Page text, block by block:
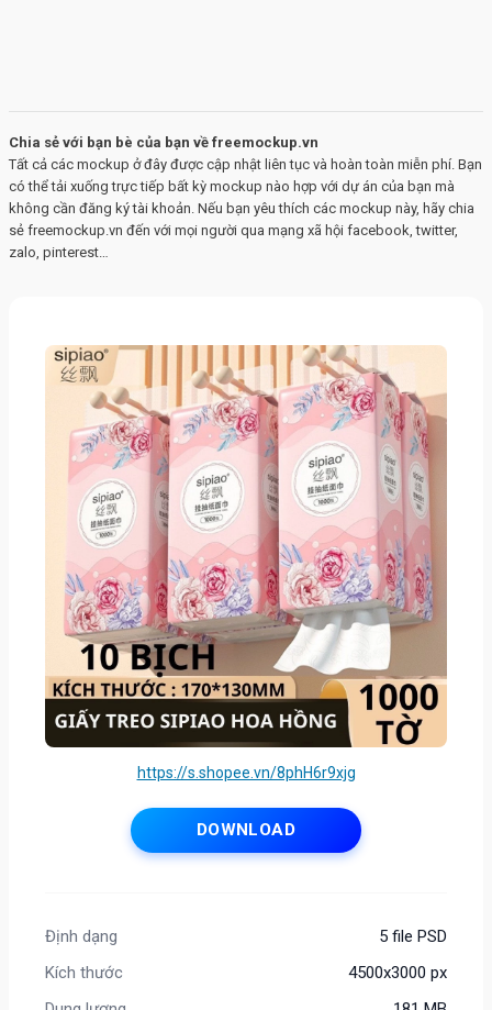
Chia sẻ với bạn bè của bạn về freemockup.vn
Tất cả các mockup ở đây được cập nhật liên tục và hoàn toàn miễn phí. Bạn
có thể tải xuống trực tiếp bất kỳ mockup nào hợp với dự án của bạn mà
không cần đăng ký tài khoản. Nếu bạn yêu thích các mockup này, hãy chia
sẻ freemockup.vn đến với mọi người qua mạng xã hội facebook, twitter,
zalo, pinterest…
https://s.shopee.vn/8phH6r9xjg
DOWNLOAD
Định dạng
5 file PSD
Kích thước
4500x3000 px